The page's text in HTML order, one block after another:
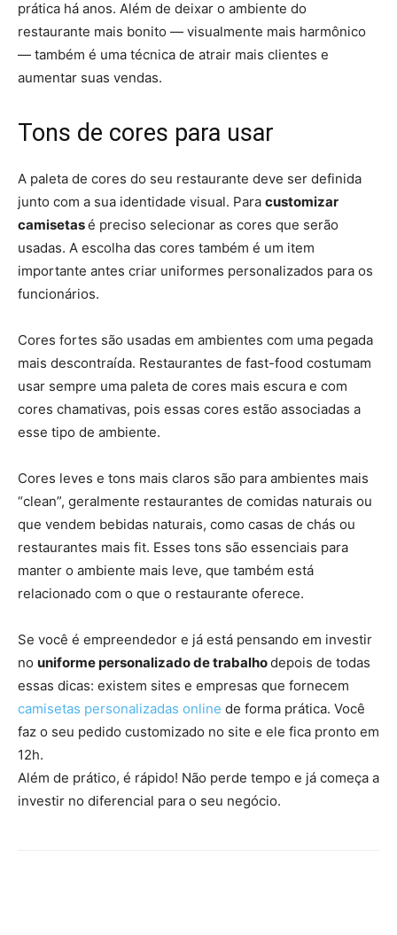
prática há anos. Além de deixar o ambiente do
restaurante mais bonito — visualmente mais harmônico
— também é uma técnica de atrair mais clientes e
aumentar suas vendas.
Tons de cores para usar
A paleta de cores do seu restaurante deve ser definida
junto com a sua identidade visual. Para customizar
camisetasé preciso selecionar as cores que serão
usadas. A escolha das cores também é um item
importante antes criar uniformes personalizados para os
funcionários.
Cores fortes são usadas em ambientes com uma pegada
mais descontraída. Restaurantes de fast-food costumam
usar sempre uma paleta de cores mais escura e com
cores chamativas, pois essas cores estão associadas a
esse tipo de ambiente.
Cores leves e tons mais claros são para ambientes mais
“clean”, geralmente restaurantes de comidas naturais ou
que vendem bebidas naturais, como casas de chás ou
restaurantes mais fit. Esses tons são essenciais para
manter o ambiente mais leve, que também está
relacionado com o que o restaurante oferece.
Se você é empreendedor e já está pensando em investir
no uniforme personalizado de trabalhodepois de todas
essas dicas: existem sites e empresas que fornecem
camisetas personalizadas online de forma prática. Você
faz o seu pedido customizado no site e ele fica pronto em
12h.
Além de prático, é rápido! Não perde tempo e já começa a
investir no diferencial para o seu negócio.